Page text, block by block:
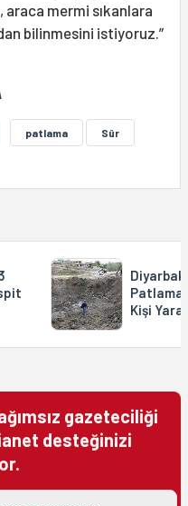
mermi sıkanlara
bilinmesini istiyoruz.”
patlama Sûr
Kişi
gazeteciliği
desteğinizi